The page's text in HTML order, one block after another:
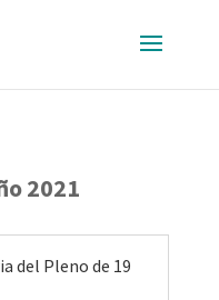
2021
del Pleno de 19